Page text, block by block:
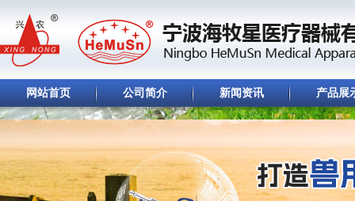
网站首页 公司简介 新闻资讯 产品展